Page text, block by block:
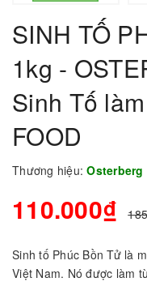
SINH TỐ
1kg -
Sinh Tố
FOOD
Thương hiệu: Osterberg
110.000₫
Sinh tố Phúc Bồn Tử là
Việt Nam. Nó được làm